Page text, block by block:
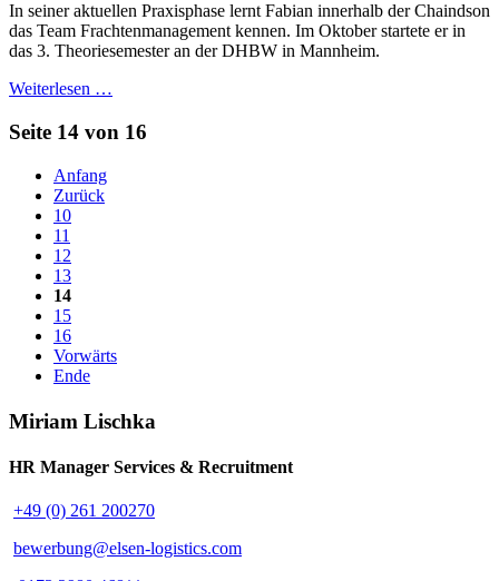
In seiner aktuellen Praxisphase lernt Fabian innerhalb der Chaindson
das Team Frachtenmanagement kennen. Im Oktober startete er in
das 3. Theoriesemester an der DHBW in Mannheim.
Weiterlesen …
Seite 14 von 16
Anfang
Zurück
10
11
12
13
14
15
16
Vorwärts
Ende
Miriam Lischka
HR Manager Services & Recruitment
+49 (0) 261 200270
bewerbung@elsen-logistics.com